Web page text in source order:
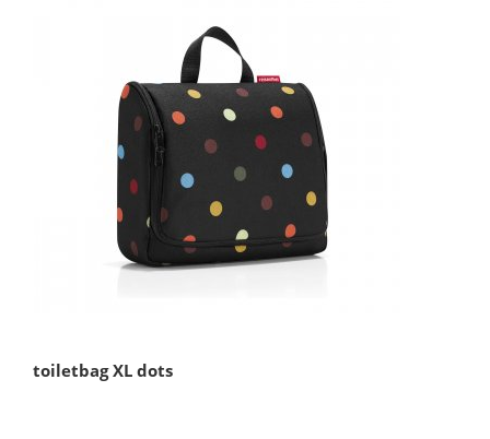
toiletbag XL dots